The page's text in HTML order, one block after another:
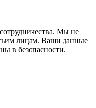
Мы не
лицам. Ваши данные
в безопасности.